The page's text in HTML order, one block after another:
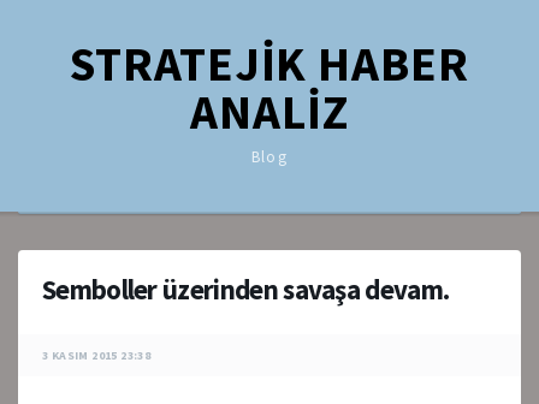
STRATEJİK HABER
ANALİZ
Blog
Semboller üzerinden savaşa devam.
3 KASIM 2015 23:38